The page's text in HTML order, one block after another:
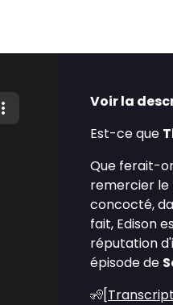
Voir la
Est-ce que
Que ferait-
remercier le
concocté,
fait, Edison
réputation
épisode de
🧏[